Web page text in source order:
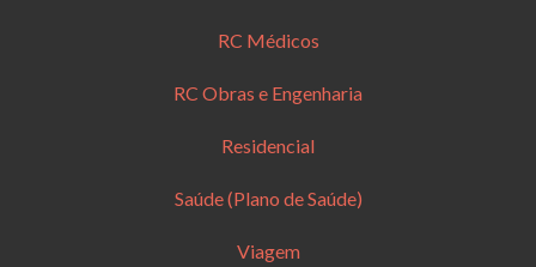
RC Médicos
RC Obras e Engenharia
Residencial
Saúde (Plano de Saúde)
Viagem